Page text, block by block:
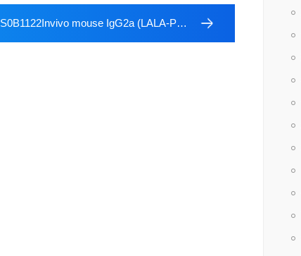
S0B1122Invivo mouse IgG2a (LALA-PG) isotype control, anti-hen egg lysozyme